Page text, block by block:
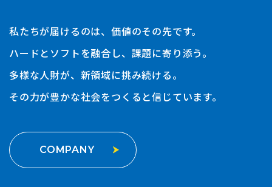
私たちが届けるのは、価値のその先です。
ハードとソフトを融合し、課題に寄り添う。
多様な人財が、新領域に挑み続ける。
その力が豊かな社会をつくると信じています。
COMPANY